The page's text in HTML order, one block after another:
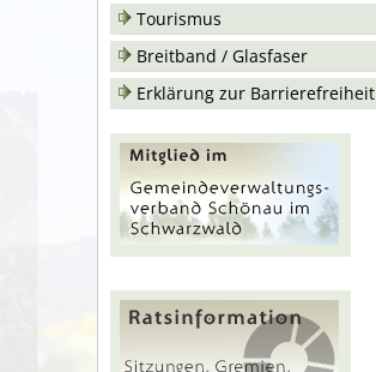
Tourismus
Breitband / Glasfaser
Erklärung zur Barrierefreiheit